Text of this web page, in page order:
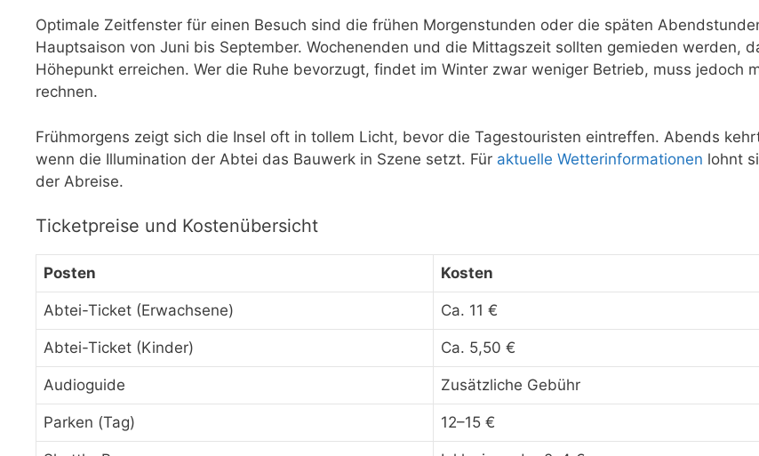
Optimale Zeitfenster für einen Besuch sind die frühen Morgenstunden oder die späten
Hauptsaison von Juni bis September. Wochenenden und die Mittagszeit sollten gemieden werden,
Höhepunkt erreichen. Wer die Ruhe bevorzugt, findet im Winter zwar weniger Betrieb, muss jedoch
rechnen.
Frühmorgens zeigt sich die Insel oft in tollem Licht, bevor die Tagestouristen eintreffen. Abends
wenn die Illumination der Abtei das Bauwerk in Szene setzt. Für aktuelle Wetterinformationen lohnt
der Abreise.
Ticketpreise und Kostenübersicht
Posten Kosten
Abtei-Ticket (Erwachsene) Ca. 11 €
Abtei-Ticket (Kinder) Ca. 5,50 €
Audioguide Zusätzliche Gebühr
Parken (Tag) 12–15 €